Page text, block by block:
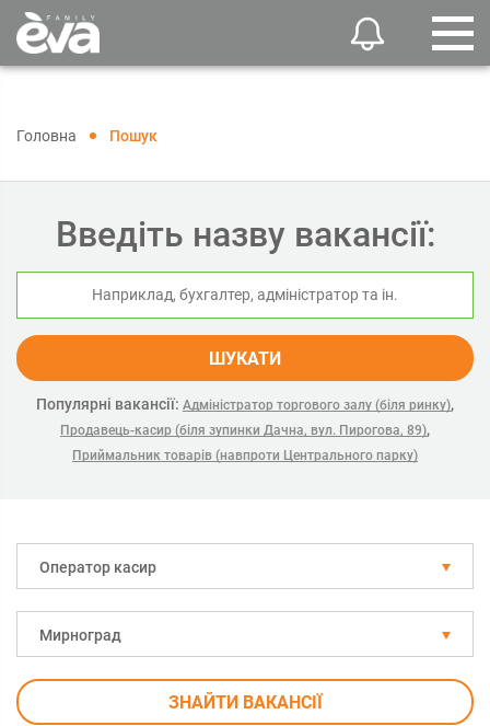
Головна Пошук
Введіть назву вакансії:
ШУКАТИ
Популярні вакансії: Адміністратор торгового залу (біля ринку),
Продавець-касир (біля зупинки Дачна, вул. Пирогова, 89),
Приймальник товарів (навпроти Центрального парку)
Оператор касир
Мирноград
ЗНАЙТИ ВАКАНСІЇ